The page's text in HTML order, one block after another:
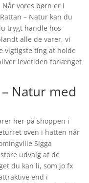
vores børn er i
– Natur kan du
trygt handle hos
alle de varer, vi
vigtigste ting at holde
levetiden forlænget
Natur med
her på shoppen i
oven i hatten når
Sigga
udvalg af de
du kan li, som jo fx
end i